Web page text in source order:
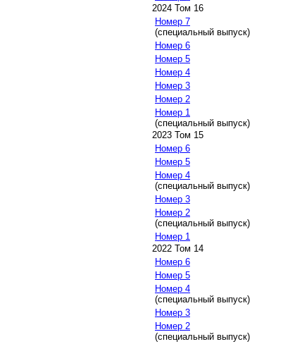
2024 Том 16
Номер 7
(специальный выпуск)
Номер 6
Номер 5
Номер 4
Номер 3
Номер 2
Номер 1
(специальный выпуск)
2023 Том 15
Номер 6
Номер 5
Номер 4
(специальный выпуск)
Номер 3
Номер 2
(специальный выпуск)
Номер 1
2022 Том 14
Номер 6
Номер 5
Номер 4
(специальный выпуск)
Номер 3
Номер 2
(специальный выпуск)